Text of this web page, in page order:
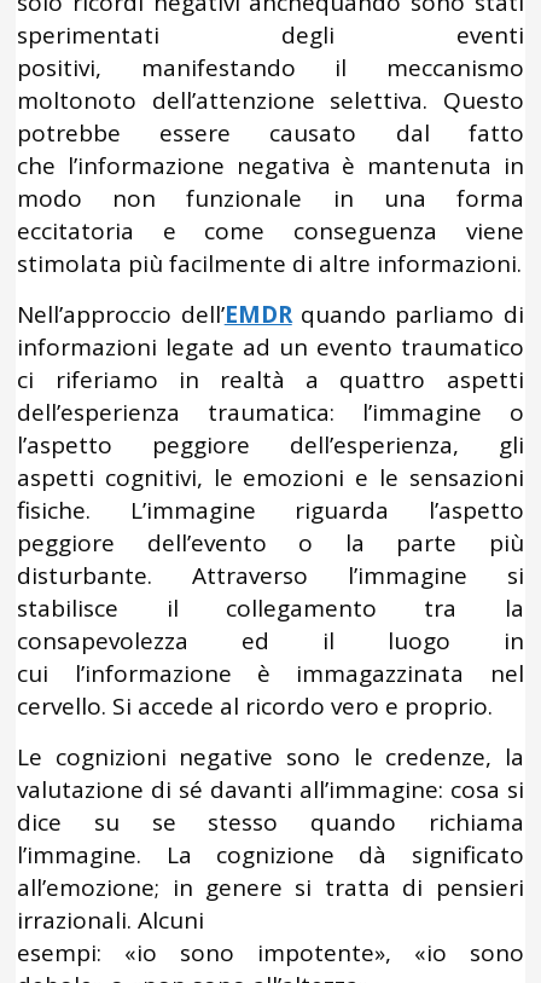
sperimentati degli eventi
positivi, manifestando il meccanismo
moltonoto dell’attenzione selettiva. Questo
potrebbe essere causato dal fatto
che l’informazione negativa è mantenuta in
modo non funzionale in una forma
eccitatoria e come conseguenza viene
stimolata più facilmente di altre informazioni.
Nell’approccio dell’EMDRquando parliamo di
informazioni legate ad un evento traumatico
ci riferiamo in realtà a quattro aspetti
dell’esperienza traumatica: l’immagine o
l’aspetto peggiore dell’esperienza, gli
aspetti cognitivi, le emozioni e le sensazioni
fisiche. L’immagine riguarda l’aspetto
peggiore dell’evento o la parte più
disturbante. Attraverso l’immagine si
stabilisce il collegamento tra la
consapevolezza ed il luogo in
cui l’informazione è immagazzinata nel
cervello. Si accede al ricordo vero e proprio.
Le cognizioni negative sono le credenze, la
valutazione di sé davanti all’immagine: cosa si
dice su se stesso quando richiama
l’immagine. La cognizione dà significato
all’emozione; in genere si tratta di pensieri
irrazionali. Alcuni
esempi: «io sono impotente», «io sono